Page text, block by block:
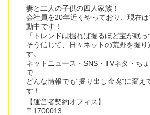
妻と二人の子供の四人家族！
会社員を20年近くやっており、現在
動中です！
「トレンドは掘れば掘るほど宝が眠っ
そう信じて、日々ネットの荒野を掘り
す。
ネットニュース・SNS・TVネタ・ち
で
どんな情報でも“掘り出し金塊”に変え
す！
【運営者契約オフィス】
〒1700013